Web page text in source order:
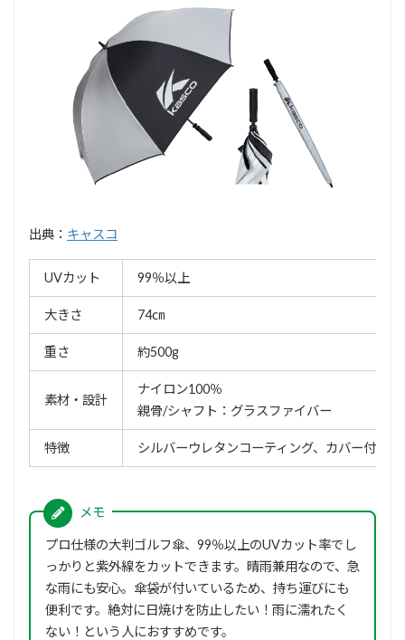
出典： キャスコ
UVカット 99％以上
大きさ 74㎝
重さ 約500g
素材・設計
ナイロン100％
親骨/シャフト：グラスファイバー
特徴 シルバーウレタンコーティング、カバー付属
プロ仕様の大判ゴルフ傘、99％以上のUVカット率でし
っかりと紫外線をカットできます。晴雨兼用なので、急
な雨にも安心。傘袋が付いているため、持ち運びにも
便利です。絶対に日焼けを防止したい！雨に濡れたく
ない！という人におすすめです。